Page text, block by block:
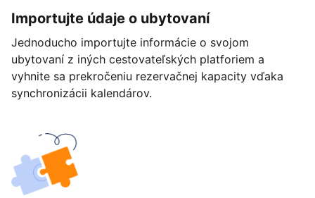
Importujte údaje o ubytovaní
Jednoducho importujte informácie o svojom
ubytovaní z iných cestovateľských platforiem a
vyhnite sa prekročeniu rezervačnej kapacity vďaka
synchronizácii kalendárov.